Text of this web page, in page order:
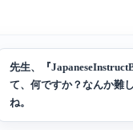
先生、『
て、何ですか？なんか難
ね。